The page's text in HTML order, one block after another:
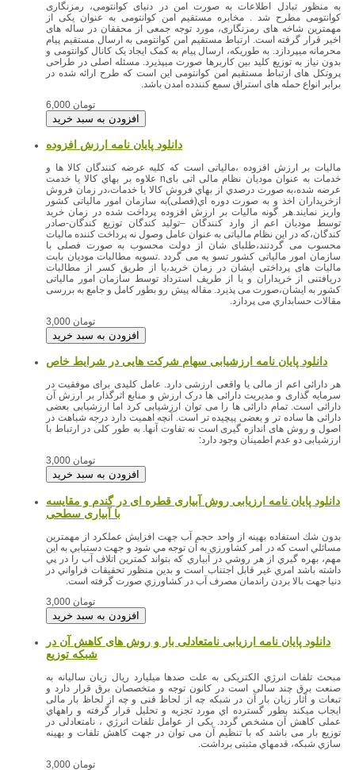
به منظور تبادل اطلاعات به صورت امن در دنیای کوانتومی، رمزنگاری
کوانتومی مطرح شد . مخابره مستقیم امن کوانتومی به عنوان یکی از
مهمترین شاخه های رمزنگاری، مورد توجه جمعی از محققان در ساله های
اخیر قرار گرفته است. ارتباط مستقیم امن کوانتومی به ارسال مستقیم پیام
محرمانه میپردازد. به طوریکه، ارسال پیام به کمک ایجاد یک کانال کوانتومی و
بدون نیاز به توزیع کلید بین کاربرها صورت میپذیرد. مسئله اصلی در طراحی
پروتکل های ارتباط مستقیم امن کوانتومی این است که طرح ارائه شده در
برابر انواع حمله های استراق سمع کنندده امدن باشد.
6,000 تومان
دانلود پایان نامه ارزش افزوده
مالیات بر ارزش افزوده ،مالیاتی است که کلیه عرضه کنندگان کالا ها و
خدمات به عنوان مودیان نظام مالی اتی بایn علاوه بر بهاي کالا یا خدمت
عرضه شده،به صورت درصدي از بهاي فروش کالا یا خدمات،در زمان فروش
ازخریداران اخذ و به صورت دوره اي(فصلی)به سازمان امور مالیاتی کشور
واریز نمایند.هر گونه مالیات بر ارزش افزوده پرداخت شده در زمان خرید
توسط مودیان اعم از وارد کنندگان –تولید کندگان توزیع کندگان-صادر
کندگان،که در این نظام مالیاتی به عنوان عامل وصول نه پرداخت کننده مالیات
محسوب می گردنند،طلبای شان از دولت محسوب به صورت فصلی با
سازمان امور مالیاتی کشور تسو یه می گردد .تسویه مطالبات مودیان بابت
مالیات های پرداختی ایشان در زمان خرید،یا از طریق کسر از مطالبات
دریافتنی از خریداران و یا از طریف استرداد توسط سازمان امور مالیاتی
کشور به ایشان،صورت می پذیرد. مقاله پیش رو بطور کامل و جامع به بررسی
مقالات حسابداري می پردازد.
3,000 تومان
دانلود پایان نامه ارزشیابی سهام شرکت هایی در شرایط خاص
هر دارائی اعم از مالی یا واقعی ارزشی دارد. عامل کلیدی برای موفقیت در
سرمایه گذاری و مدیریت دارائی ها درک ارزش و منابع اثرگذار بر ارزش آن
دارائی است. تمام دارائی ها را می توان ارزشیابی کرد اما ارزشیابی بعضی
دارائی ها ساده تر و بعضی پیچیده تر است. آنچه اهمیت دارد درجه شباهت در
اصول و روش های اندازه گیری است نه تفاوت آنها. به طور کلی در ارتباط با
ارزشیابی دو عدم اطمینان وجود دارد:
3,000 تومان
دانلود پایان نامه ارزیابی روش آبیاری قطره ای در گندم و مقایسه
با آبیاری سطحی
بدون شك استفاده بهينه از واحد حجم آب جهت افزايش عملكرد از مهمترين
مسائلي است كه در امر كشاورزي به آن توجه مي شود و جهت دستيابي به اين
مهم، بهره گيري از هر روشي در آبياري كه بتواند كمترين اتلاف آب را در پي
داشته باشد امري غير قابل اجتناب است و بدين منظور تحقيقات فراواني در
دنيا جهت بالا بردن راندمان مصرف آب در كشاورزي صورت گرفته است.
3,000 تومان
دانلود پایان نامه ارزیابی نامتعادلی بار و روش های کاهش آن در
مبحث تلفات انرژي الکتریکی به علت صدها میلیارد ریال زیان سالیانه به
صنعت برق چند سالی است در کانون توجه و متخصصان برق قرار دارد و
تبعات و آثار زیان بار آن در شبکه چه از لحاظ فنی و چه از لحاظ بار مالی
ایجاب میکند بطور گسترده اي مورد تجزیه و تحلیل قرار گرفته و راههاي
عملی کاهش آن مشخص گردد. یکی از عوامل تلفات انرژي ، نامتعادلی در
توزیع بار می باشد که با تنظیم آن می توان در جهت کاهش تلفات و بهینه
سازي شبکه، قدمهاي مثبتی برداشت.
3,000 تومان